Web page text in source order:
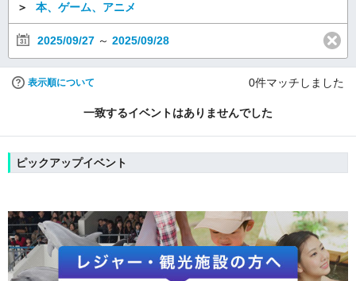
＞ 本、ゲーム、アニメ
2025/09/27 ～ 2025/09/28
表示順について 0件マッチしました
一致するイベントはありませんでした
ピックアップイベント